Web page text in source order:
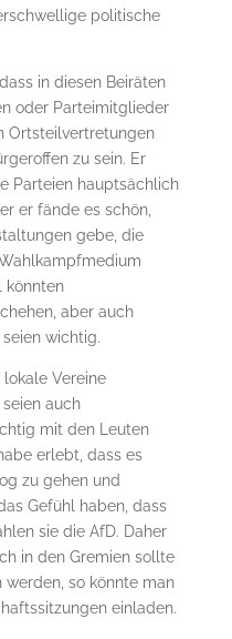
politische
in diesen Beiräten
oder Parteimitglieder
Ortsteilvertretungen
zu sein. Er
Parteien hauptsächlich
er fände es schön,
gebe, die
könnten
aber auch
wichtig.
Vereine
auch
mit den Leuten
erlebt, dass es
zu gehen und
Gefühl haben, dass
sie die AfD. Daher
in den Gremien sollte
werden, so könnte man
einladen.